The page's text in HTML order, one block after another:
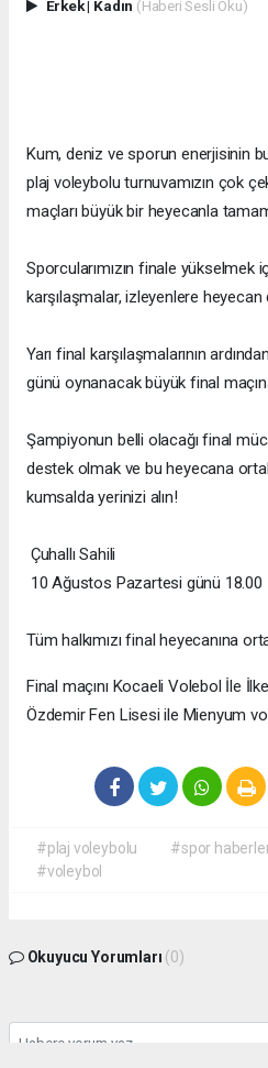
Erkek| Kadın (Haberi Sesli Oku)
Kum, deniz ve sporun enerjisinin
plaj voleybolu turnuvamızın çok
maçları büyük bir heyecanla
Sporcularımızın finale yükselmek
karşılaşmalar, izleyenlere heyecan
Yarı final karşılaşmalarının
günü oynanacak büyük final
Şampiyonun belli olacağı final
destek olmak ve bu heyecana
kumsalda yerinizi alın!
Çuhallı Sahili
10 Ağustos Pazartesi günü 18.00
Tüm halkımızı final heyecanına
Final maçını Kocaeli Volebol İle
Özdemir Fen Lisesi ile Mienyum
#plaj voleybolu #spor
#voleybol
Okuyucu Yorumları (0)